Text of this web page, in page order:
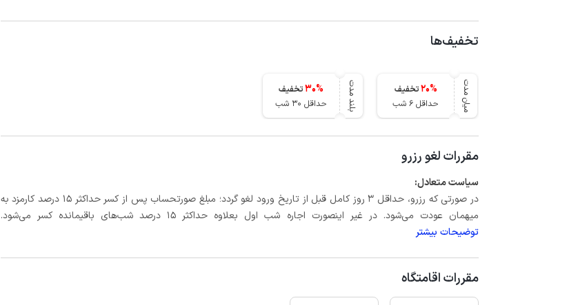
تخفیف‌ها
میان مدت 20%
تخفیف
حداقل 6 شب
بلند مدت 30%
تخفیف
حداقل 30 شب
مقررات لغو رزرو
سیاست متعادل:
در صورتی که رزرو، حداقل 3 روز کامل قبل از تاریخ ورود لغو گردد؛ مبلغ صورتحساب پس از کسر حداکثر 15 درصد کارمزد به
میهمان عودت می‌شود. در غیر اینصورت اجاره شب اول بعلاوه حداکثر 15 درصد شب‌های باقیمانده کسر می‌شود.
توضیحات بیشتر
مقررات اقامتگاه